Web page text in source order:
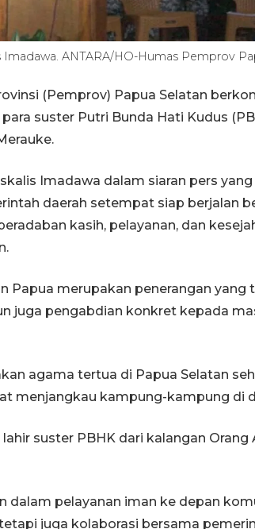
Imadawa. ANTARA/HO-Humas Pemprov
(Pemprov) Papua Selatan
suster Putri Bunda Hati Kudus
Imadawa dalam siaran pers
daerah setempat siap berjalan
kasih, pelayanan, dan
Papua merupakan penerangan yang
juga pengabdian konkret kepada
agama tertua di Papua Selatan
menjangkau kampung-kampung di
suster PBHK dari kalangan Orang
dalam pelayanan iman ke depan
juga kolaborasi bersama